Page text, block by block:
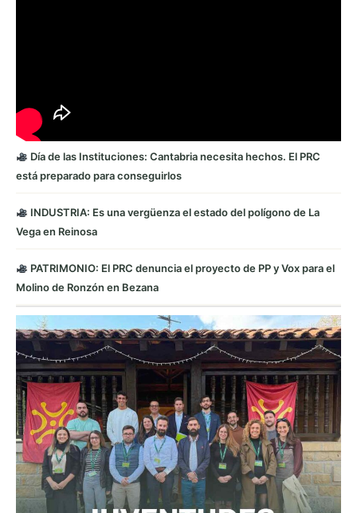
Día de las Instituciones: Cantabria necesita hechos. El PRC
está preparado para conseguirlos
INDUSTRIA: Es una vergüenza el estado del polígono de La
Vega en Reinosa
PATRIMONIO: El PRC denuncia el proyecto de PP y Vox para el
Molino de Ronzón en Bezana